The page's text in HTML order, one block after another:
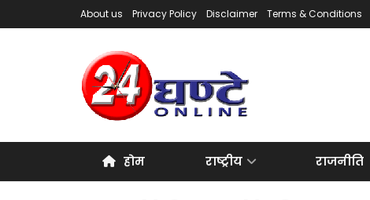
About us Privacy Policy Disclaimer Terms & Conditions
होम राष्ट्रीय राजनीति